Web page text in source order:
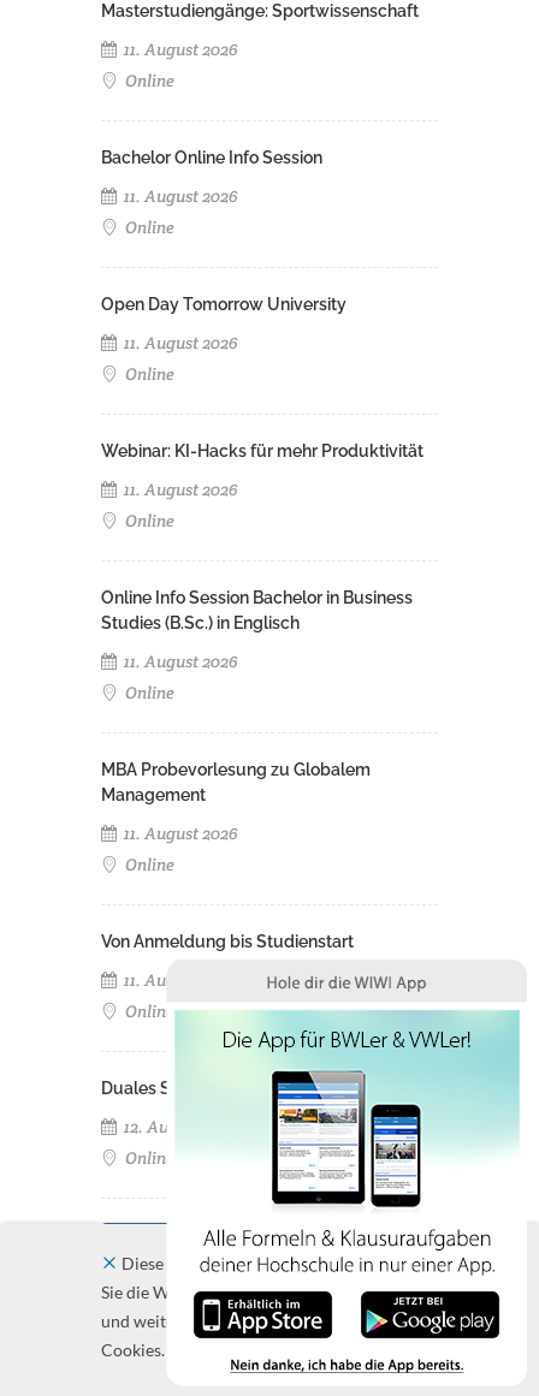
Masterstudiengänge: Sportwissenschaft
11. August 2026
Online
Bachelor Online Info Session
11. August 2026
Online
Open Day Tomorrow University
11. August 2026
Online
Webinar: KI-Hacks für mehr Produktivität
11. August 2026
Online
Online Info Session Bachelor in Business
Studies (B.Sc.) in Englisch
11. August 2026
Online
MBA Probevorlesung zu Globalem
Management
11. August 2026
Online
Von Anmeldung bis Studienstart
11. August 2026
Online
Duales Studium an der FOM Hochschule
12. August 2026
Online
Alle Veranstaltungen zeigen
Diese Website verwendet Cookies. Indem
Sie die Website und ihre Angebote nutzen
und weiter navigieren, akzeptieren Sie diese
Cookies.